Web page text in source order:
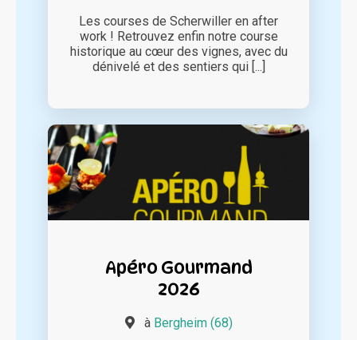
Les courses de Scherwiller en after
work ! Retrouvez enfin notre course
historique au cœur des vignes, avec du
dénivelé et des sentiers qui [...]
Apéro Gourmand
2026
à Bergheim (68)